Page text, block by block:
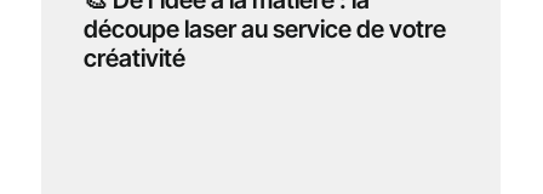
découpe laser au service de votre
créativité